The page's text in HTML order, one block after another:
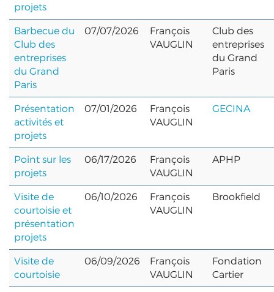
projets
Barbecue du
Club des
entreprises
du Grand
Paris
07/07/2026
François
VAUGLIN
Club des
entreprises
du Grand
Paris
Présentation
activités et
projets
07/01/2026
François
VAUGLIN
GECINA
Point sur les
projets
06/17/2026
François
VAUGLIN
APHP
Visite de
courtoisie et
présentation
projets
06/10/2026
François
VAUGLIN
Brookfield
Visite de
courtoisie
06/09/2026
François
VAUGLIN
Fondation
Cartier